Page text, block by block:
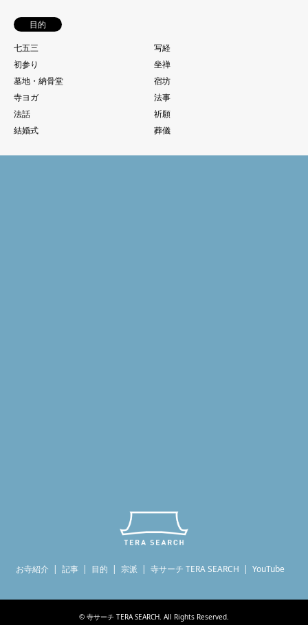
目的
七五三
写経
初参り
坐禅
墓地・納骨堂
宿坊
寺ヨガ
法事
法話
祈願
結婚式
葬儀
お寺紹介 記事 目的 宗派 寺サーチ TERA SEARCH YouTube
© 寺サーチ TERA SEARCH. All Rights Reserved.